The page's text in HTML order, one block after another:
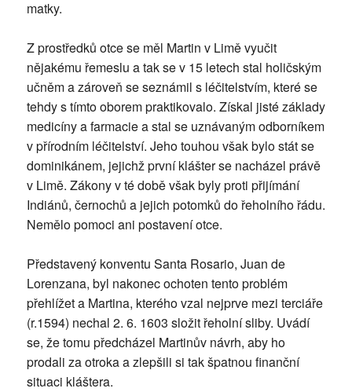
matky.
Z prostředků otce se měl Martin v Limě vyučit
nějakému řemeslu a tak se v 15 letech stal holičským
učněm a zároveň se seznámil s léčitelstvím, které se
tehdy s tímto oborem praktikovalo. Získal jisté základy
medicíny a farmacie a stal se uznávaným odborníkem
v přírodním léčitelství. Jeho touhou však bylo stát se
dominikánem, jejichž první klášter se nacházel právě
v Limě. Zákony v té době však byly proti přijímání
Indiánů, černochů a jejich potomků do řeholního řádu.
Nemělo pomoci ani postavení otce.
Představený konventu Santa Rosario, Juan de
Lorenzana, byl nakonec ochoten tento problém
přehlížet a Martina, kterého vzal nejprve mezi terciáře
(r.1594) nechal 2. 6. 1603 složit řeholní sliby. Uvádí
se, že tomu předcházel Martinův návrh, aby ho
prodali za otroka a zlepšili si tak špatnou finanční
situaci kláštera.